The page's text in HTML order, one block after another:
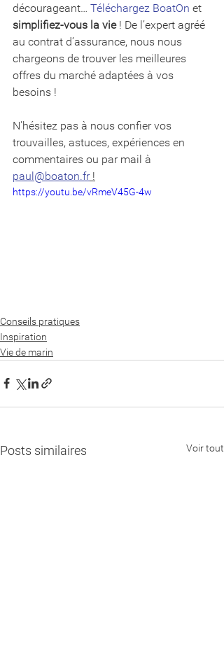
décourageant… Téléchargez BoatOn et
simplifiez-vous la vie ! De l’expert agréé
au contrat d’assurance, nous nous
chargeons de trouver les meilleures
offres du marché adaptées à vos
besoins !
N'hésitez pas à nous confier vos
trouvailles, astuces, expériences en
commentaires ou par mail à
paul@boaton.fr !
https://youtu.be/vRmeV45G-4w
Conseils pratiques
Inspiration
Vie de marin
Posts similaires Voir tout